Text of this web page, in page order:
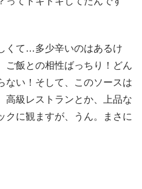
くて…多少辛いのはあるけ
ご飯との相性ばっちり！どん
ない！そして、このソースは
高級レストランとか、上品な
クに観ますが、うん。まさに